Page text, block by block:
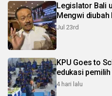
Legislator Bali
Mengwi diubah
Jul 23rd
KPU Goes to
edukasi
4 hari lalu